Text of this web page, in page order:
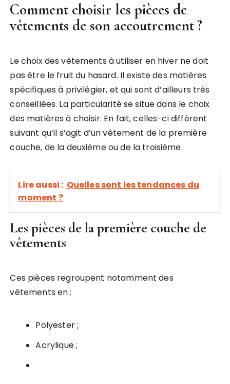
Comment choisir les pièces de
vêtements de son accoutrement ?
Le choix des vêtements à utiliser en hiver ne doit
pas être le fruit du hasard. Il existe des matières
spécifiques à privilégier, et qui sont d’ailleurs très
conseillées. La particularité se situe dans le choix
des matières à choisir. En fait, celles-ci diffèrent
suivant qu’il s’agit d’un vêtement de la première
couche, de la deuxième ou de la troisième.
Lire aussi : Quelles sont les tendances du
moment ?
Les pièces de la première couche de
vêtements
Ces pièces regroupent notamment des
vêtements en :
Polyester ;
Acrylique ;